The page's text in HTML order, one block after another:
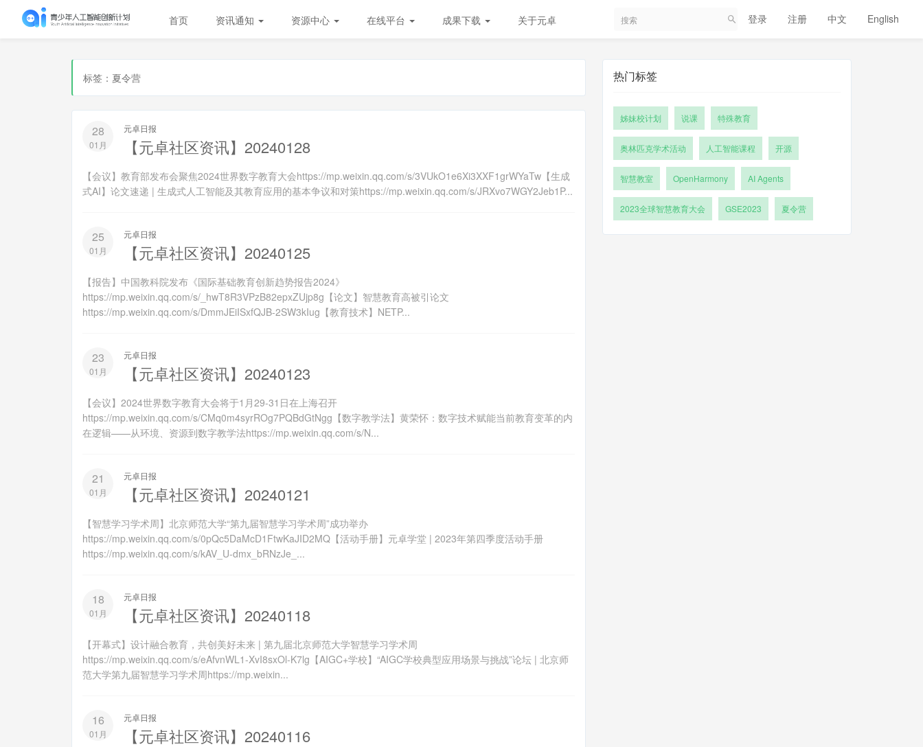
首页 资讯通知 资源中心 在线平台 成果下载 关于元卓 登录 注册 中文 English
标签：夏令营
28
01月
元卓日报
【元卓社区资讯】20240128
【会议】教育部发布会聚焦2024世界数字教育大会https://mp.weixin.qq.com/s/3VUkO1e6Xi3XXF1grWYaTw【生成
式AI】论文速递 | 生成式人工智能及其教育应用的基本争议和对策https://mp.weixin.qq.com/s/JRXvo7WGY2Jeb1P...
25
01月
元卓日报
【元卓社区资讯】20240125
【报告】中国教科院发布《国际基础教育创新趋势报告2024》
https://mp.weixin.qq.com/s/_hwT8R3VPzB82epxZUjp8g【论文】智慧教育高被引论文
https://mp.weixin.qq.com/s/DmmJEiISxfQJB-2SW3kIug【教育技术】NETP...
23
01月
元卓日报
【元卓社区资讯】20240123
【会议】2024世界数字教育大会将于1月29-31日在上海召开
https://mp.weixin.qq.com/s/CMq0m4syrROg7PQBdGtNgg【数字教学法】黄荣怀：数字技术赋能当前教育变革的内
在逻辑——从环境、资源到数字教学法https://mp.weixin.qq.com/s/N...
21
01月
元卓日报
【元卓社区资讯】20240121
【智慧学习学术周】北京师范大学“第九届智慧学习学术周”成功举办
https://mp.weixin.qq.com/s/0pQc5DaMcD1FtwKaJID2MQ【活动手册】元卓学堂 | 2023年第四季度活动手册
https://mp.weixin.qq.com/s/kAV_U-dmx_bRNzJe_...
18
01月
元卓日报
【元卓社区资讯】20240118
【开幕式】设计融合教育，共创美好未来 | 第九届北京师范大学智慧学习学术周
https://mp.weixin.qq.com/s/eAfvnWL1-XvI8sxOl-K7lg【AIGC+学校】“AIGC学校典型应用场景与挑战”论坛 | 北京师
范大学第九届智慧学习学术周https://mp.weixin...
16
01月
元卓日报
【元卓社区资讯】20240116
热门标签
姊妹校计划 说课 特殊教育
奥林匹克学术活动 人工智能课程 开源
智慧教室 OpenHarmony AI Agents
2023全球智慧教育大会 GSE2023 夏令营